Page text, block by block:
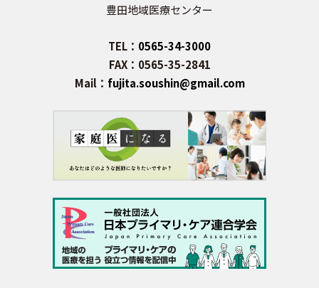
豊田地域医療センター
TEL： 0565-34-3000
FAX：0565-35-2841
Mail： fujita.soushin@gmail.com